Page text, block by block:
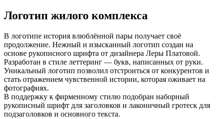
Логотип жилого комплекса
В логотипе история влюблённой пары получает своё
продолжение. Нежный и изысканный логотип создан на
основе рукописного шрифта от дизайнера Леры Платовой.
Разработан в стиле леттеринг — букв, написанных от руки.
Уникальный логотип позволил отстроиться от конкурентов и
стать отражением чувственной истории, которая оживает на
фотографиях.
В поддержку к фирменному стилю подобран наборный
рукописный шрифт для заголовков и лаконичный гротеск для
подзаголовков и основного текста.